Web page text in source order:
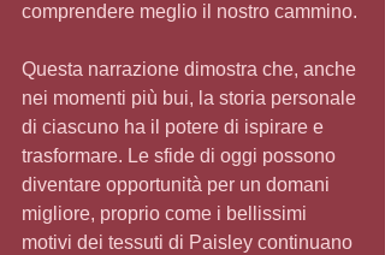
comprendere meglio il nostro cammino.
Questa narrazione dimostra che, anche
nei momenti più bui, la storia personale
di ciascuno ha il potere di ispirare e
trasformare. Le sfide di oggi possono
diventare opportunità per un domani
migliore, proprio come i bellissimi
motivi dei tessuti di Paisley continuano